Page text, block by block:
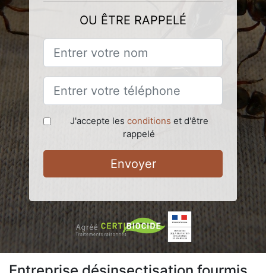
OU ÊTRE RAPPELÉ
J'accepte les conditions et d'être
rappelé
Envoyer